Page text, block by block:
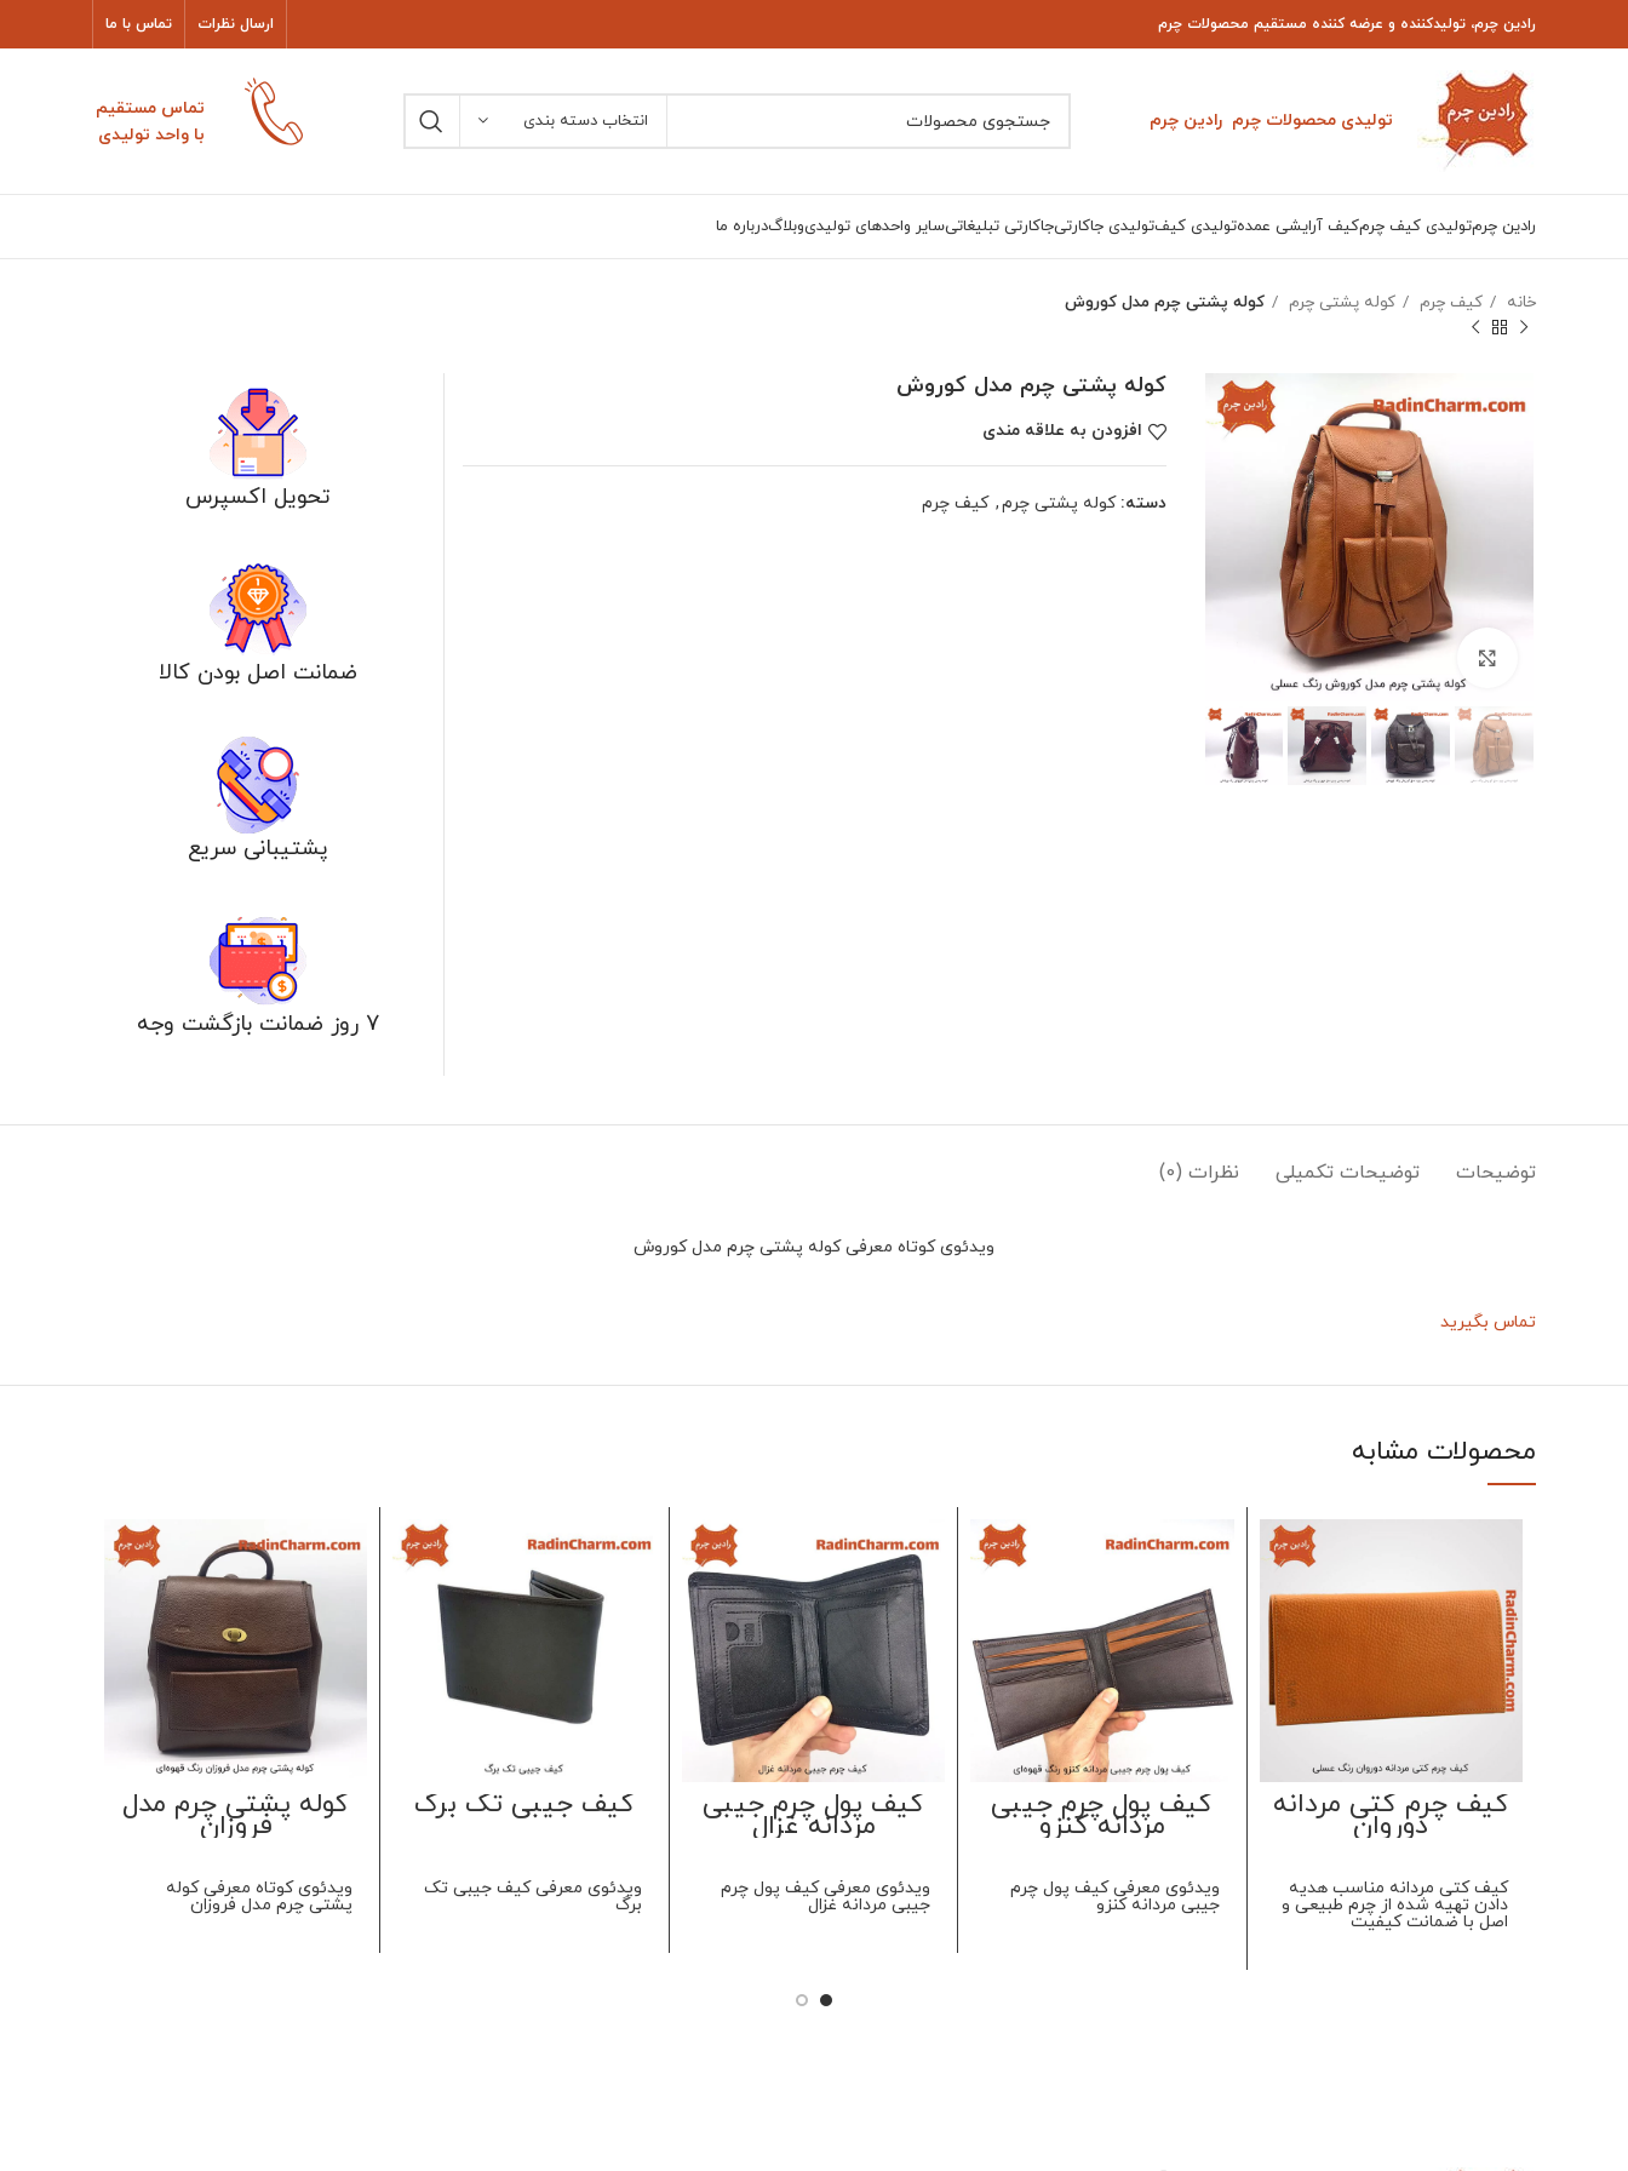
رادین چرم، تولیدکننده و عرضه کننده مستقیم محصولات چرم ارسال نظرات تماس با ما
تولیدی محصولات چرم رادین چرم انتخاب دسته بندی
تماس مستقیم
با واحد تولیدی
رادین چرمتولیدی کیف چرمکیف آرایشی عمدهتولیدی کیفتولیدی جاکارتیجاکارتی تبلیغاتیسایر واحدهای تولیدیوبلاگدرباره ما
خانه کیف چرم کوله پشتی چرم کوله پشتی چرم مدل کوروش
بزرگنمایی تصویر
کوله پشتی چرم مدل کوروش
افزودن به علاقه مندی
دسته: کوله پشتی چرم, کیف چرم تحویل اکسپرس
ضمانت اصل بودن كالا
پشتیبانی سریع
7 روز ضمانت بازگشت وجه
توضیحات توضیحات تکمیلی نظرات (0)
ویدئوی کوتاه معرفی کوله پشتی چرم مدل کوروش
تماس بگیرید
محصولات مشابه
کیف چرم کتی مردانه
دوروان
کیف کتی مردانه مناسب هدیه
دادن تهیه شده از چرم طبیعی و
اصل با ضمانت کیفیت
کیف پول چرم جیبی
مردانه کنزو
ویدئوی معرفی کیف پول چرم
جیبی مردانه کنزو
کیف پول چرم جیبی
مردانه غزال
ویدئوی معرفی کیف پول چرم
جیبی مردانه غزال
کیف جیبی تک برگ
ویدئوی معرفی کیف جیبی تک
برگ
کوله پشتی چرم مدل
فروزان
ویدئوی کوتاه معرفی کوله
پشتی چرم مدل فروزان